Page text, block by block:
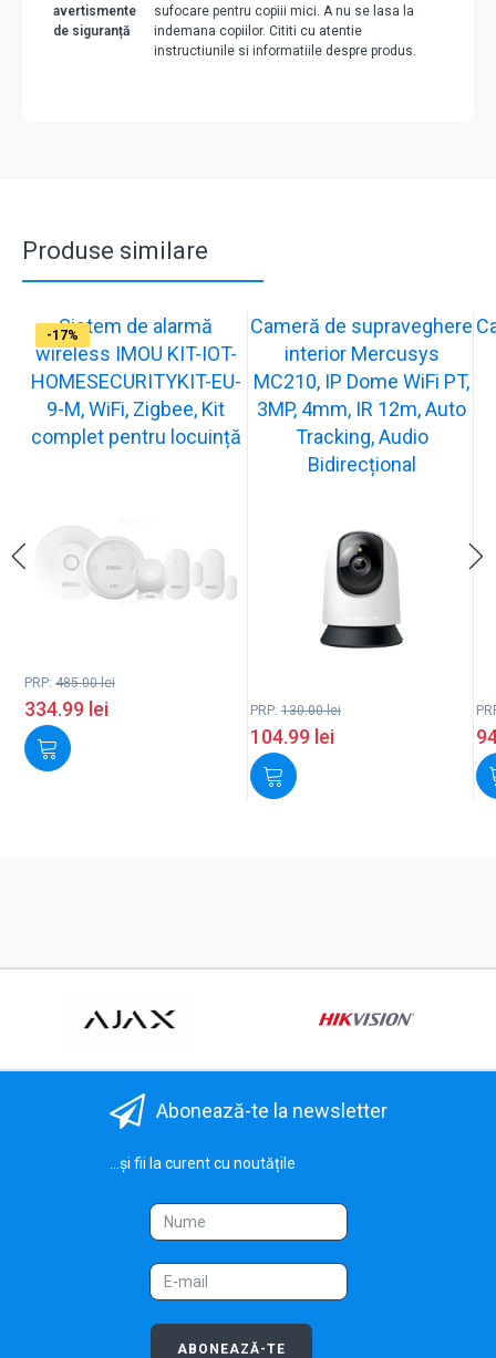
avertismente
de siguranță
sufocare pentru copiii mici. A nu se lasa la
indemana copiilor. Cititi cu atentie
instructiunile si informatiile despre produs.
Produse similare
-31%
Sistem de alarmă
wireless IMOU KIT-IOT-
HOMESECURITYKIT-EU-
9-M, WiFi, Zigbee, Kit
complet pentru locuință
PRP: 485.00lei
334.99 lei
-19%
Cameră de supraveghere
interior Mercusys
MC210, IP Dome WiFi PT,
3MP, 4mm, IR 12m, Auto
Tracking, Audio
Bidirecțional
PRP: 130.00lei
104.99 lei
-21%
-13%
-15%
-20%
-12%
-13%
-16%
-17%
Abonează-te la newsletter
...și fii la curent cu noutățile
ABONEAZĂ-TE